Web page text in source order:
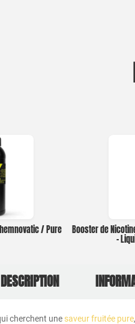
/ Pure Booster de
–
DESCRIPTION
cherchent une saveur fruitée pure